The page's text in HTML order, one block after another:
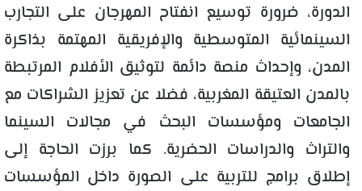
الدورة، ضرورة توسيع انفتاح المهرجان على التجارب
السينمائية المتوسطية والإفريقية المهتمة بذاكرة
المدن، وإحداث منصة دائمة لتوثيق الأفلام المرتبطة
بالمدن العتيقة المغربية، فضلا عن تعزيز الشراكات مع
الجامعات ومؤسسات البحث في مجالات السينما
والتراث والدراسات الحضرية. كما برزت الحاجة إلى
إطلاق برامج للتربية على الصورة داخل المؤسسات